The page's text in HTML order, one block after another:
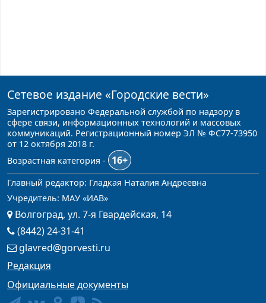
Сетевое издание «Городские вести»
Зарегистрировано Федеральной службой по надзору в
сфере связи, информационных технологий и массовых
коммуникаций. Регистрационный номер ЭЛ № ФС77-73950
от 12 октября 2018 г.
Возрастная категория -
16+
Главный редактор: Гладкая Наталия Андреевна
Учредитель: МАУ «ИАВ»
Волгоград, ул. 7-я Гвардейская, 14
(8442) 24-31-41
glavred@gorvesti.ru
Редакция
Официальные документы